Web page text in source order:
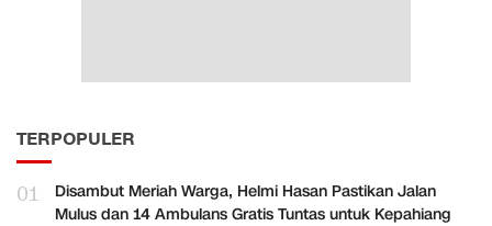
TERPOPULER
01
Disambut Meriah Warga, Helmi Hasan Pastikan Jalan
Mulus dan 14 Ambulans Gratis Tuntas untuk Kepahiang